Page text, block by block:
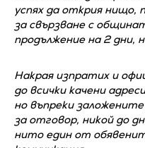
успях да открия нищо,
за свързване с
продължение на 2 дни,
Накрая изпратих и
до всички качени
но въпреки
за отговор, никой до
нито един от